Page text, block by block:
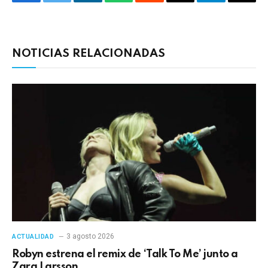
NOTICIAS RELACIONADAS
ACTUALIDAD 3 agosto 2026
Robyn estrena el remix de ‘Talk To Me’ junto a